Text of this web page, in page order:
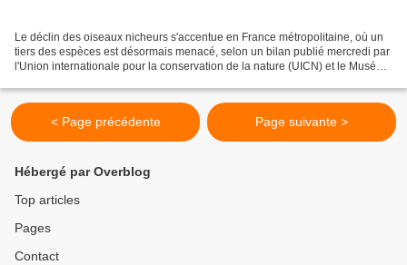
Le déclin des oiseaux nicheurs s'accentue en France métropolitaine, où un
tiers des espèces est désormais menacé, selon un bilan publié mercredi par
l'Union internationale pour la conservation de la nature (UICN) et le Muséum
< Page précédente Page suivante >
Hébergé par Overblog
Top articles
Pages
Contact